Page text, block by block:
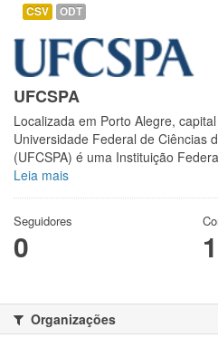
CSV ODT
UFCSPA
Localizada em Porto Alegre,
Universidade Federal de Ciências
(UFCSPA) é uma Instituição
Leia mais
Seguidores
0 1
Organizações